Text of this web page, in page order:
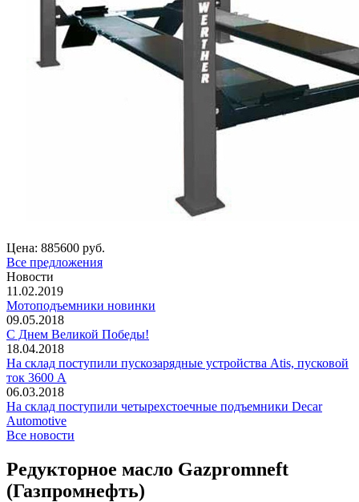
Цена: 885600 руб.
Все предложения
Новости
11.02.2019
Мотоподъемники новинки
09.05.2018
С Днем Великой Победы!
18.04.2018
На склад поступили пускозарядные устройства Atis, пусковой
ток 3600 А
06.03.2018
На склад поступили четырехстоечные подъемники Decar
Automotive
Все новости
Редукторное масло Gazpromneft
(Газпромнефть)